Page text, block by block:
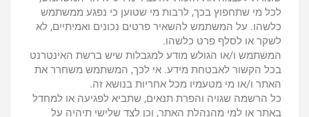
לכל מי שתחפוץ בכך, לרבות מי שטוען כי נפגע ממשתמש
כלשהו. על המשתמש להשאיר פרטים נכונים ואמיתיים, לא
לשקר או לסלף פרט כלשהו.
המשתמש ו/או הגולש מודע למגבלות שיש ברשת האינטרנט
בכל הקשור לאבטחת מידע. אי לכך, המשתמש משחרר את
האתר ו/או מי מטעמיו מכל אחריות בנושא זה.
כל הרשמה שגויה והפרת תנאים, שתביא לפגיעה או למחדל
באתר או למי מהנהלת האתר, וכן לצד שלישי תיהיה על